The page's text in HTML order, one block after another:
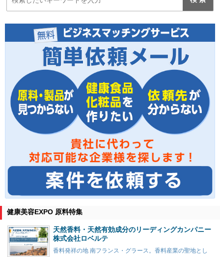
健康美容EXPO 原料特集
天然香料・天然有効成分のリーディングカンパニー
株式会社ロベルテ
香料発祥の地 南フランス・グラース。香料産業の聖地とし